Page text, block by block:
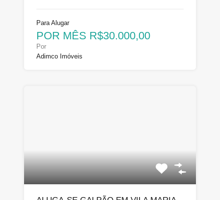
Para Alugar
POR MÊS R$30.000,00
Por
Adimco Imóveis